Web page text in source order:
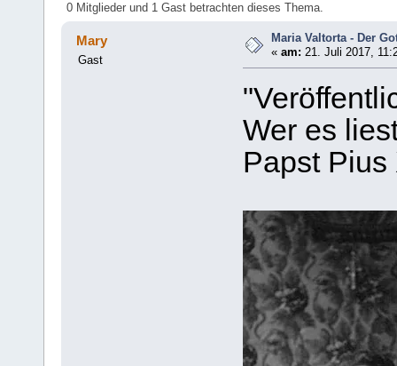
0 Mitglieder und 1 Gast betrachten dieses Thema.
Mary
Gast
Maria Valtorta - Der
«am: 21. Juli 2017,
Wer es
Papst Pius